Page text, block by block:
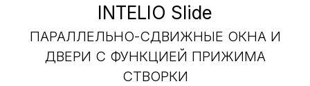
INTELIO Slide
ПАРАЛЛЕЛЬНО-СДВИЖНЫЕ ОКНА И
ДВЕРИ С ФУНКЦИЕЙ ПРИЖИМА
СТВОРКИ